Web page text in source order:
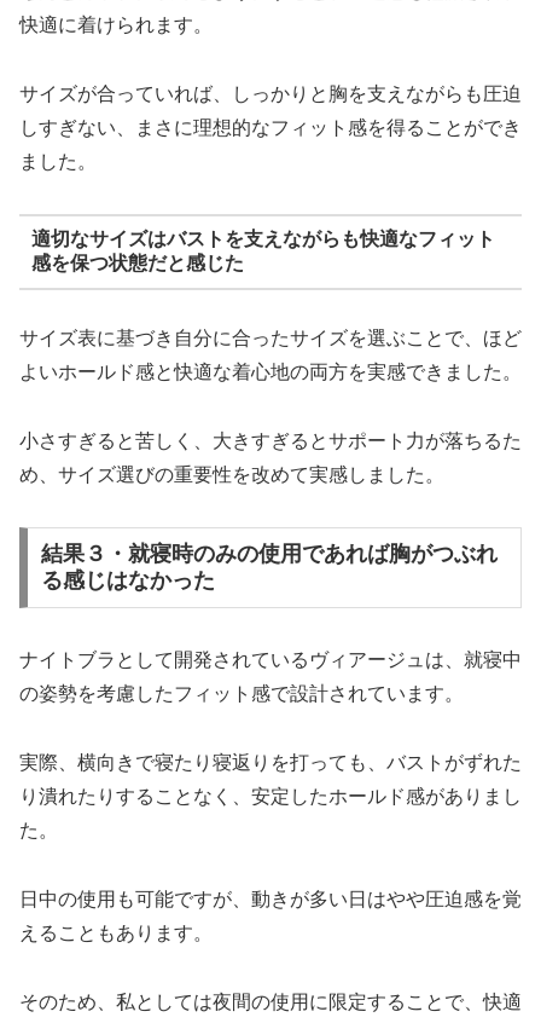
快適に着けられます。
サイズが合っていれば、しっかりと胸を支えながらも圧迫
しすぎない、まさに理想的なフィット感を得ることができ
ました。
適切なサイズはバストを支えながらも快適なフィット
感を保つ状態だと感じた
サイズ表に基づき自分に合ったサイズを選ぶことで、ほど
よいホールド感と快適な着心地の両方を実感できました。
小さすぎると苦しく、大きすぎるとサポート力が落ちるた
め、サイズ選びの重要性を改めて実感しました。
結果３・就寝時のみの使用であれば胸がつぶれ
る感じはなかった
ナイトブラとして開発されているヴィアージュは、就寝中
の姿勢を考慮したフィット感で設計されています。
実際、横向きで寝たり寝返りを打っても、バストがずれた
り潰れたりすることなく、安定したホールド感がありまし
た。
日中の使用も可能ですが、動きが多い日はやや圧迫感を覚
えることもあります。
そのため、私としては夜間の使用に限定することで、快適